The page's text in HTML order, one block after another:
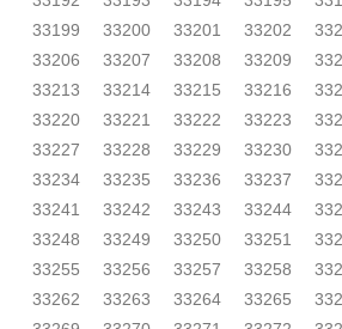
33199
33200 33201 33202
33206
33207 33208 33209
33213
33214 33215 33216
33220
33221 33222 33223
33227
33228 33229 33230
33234
33235 33236 33237
33241
33242 33243 33244
33248
33249 33250 33251
33255
33256 33257 33258
33262
33263 33264 33265